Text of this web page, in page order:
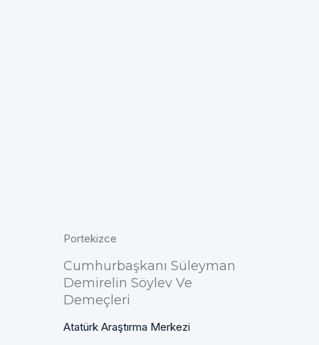
Portekizce
Cumhurbaşkanı Süleyman
Demirelin Söylev Ve
Demeçleri
Atatürk Araştırma Merkezi